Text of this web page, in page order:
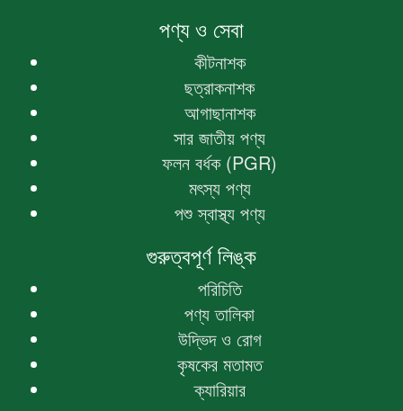
পণ্য ও সেবা
কীটনাশক
ছত্রাকনাশক
আগাছানাশক
সার জাতীয় পণ্য
ফলন বর্ধক (PGR)
মৎস্য পণ্য
পশু স্বাস্থ্য পণ্য
গুরুত্বপূর্ণ লিঙ্ক
পরিচিতি
পণ্য তালিকা
উদ্ভিদ ও রোগ
কৃষকের মতামত
ক্যারিয়ার